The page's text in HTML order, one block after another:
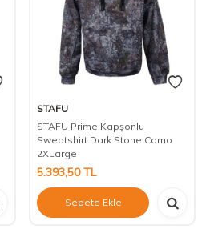
STAFU
STAFU Prime Kapşonlu
Sweatshirt Dark Stone Camo
2XLarge
5.393,50TL
Sepete Ekle